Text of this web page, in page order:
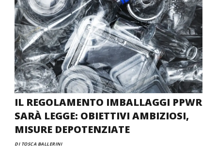
IL REGOLAMENTO IMBALLAGGI PPWR
SARÀ LEGGE: OBIETTIVI AMBIZIOSI,
MISURE DEPOTENZIATE
DI TOSCA BALLERINI